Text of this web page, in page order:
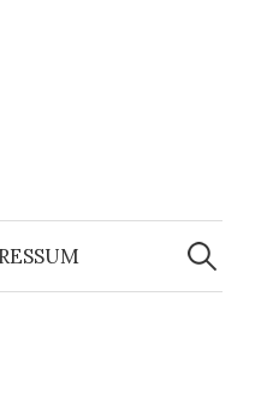
Suchen
nach: